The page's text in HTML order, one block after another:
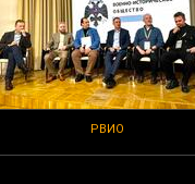
РВИО